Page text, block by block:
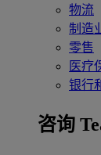
物流
制造
零售
医疗
银行
咨询